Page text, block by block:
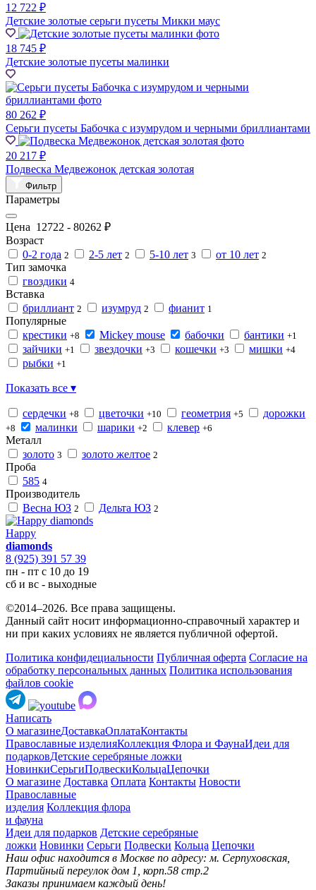
12 722 ₽
Детские золотые серьги пусеты Микки маус
18 745 ₽
Детские золотые пусеты малинки
80 262 ₽
Серьги пусеты Бабочка с изумрудом и черными бриллиантами
20 217 ₽
Подвеска Медвежонок детская золотая
Фильтр
Параметры
Цена 12722 - 80262 ₽
Возраст
0-2 года 2 2-5 лет 2 5-10 лет 3 от 10 лет 2
Тип замочка
гвоздики 4
Вставка
бриллиант 2 изумруд 2 фианит 1
Популярные
крестики +8 Mickey mouse бабочки бантики +1
зайчики +1 звездочки +3 кошечки +3 мишки +4
рыбки +1
Показать все ▾
сердечки +8 цветочки +10 геометрия +5 дорожки
+8 малинки шарики +2 клевер +6
Металл
золото 3 золото желтое 2
Проба
585 4
Производитель
Весна ЮЗ 2 Дельта ЮЗ 2
Happy
diamonds
8 (925) 391 57 39
пн - пт с 10 до 19
сб и вс - выходные
©2014–2026. Все права защищены.
Данный сайт носит информационно-справочный характер и
ни при каких условиях не является публичной офертой.
Политика конфидециальности Публичная оферта Согласие на
обработку персональных данных Политика использования
файлов cookie
Написать
О магазинеДоставкаОплатаКонтакты
Православные изделияКоллекция Флора и ФаунаИдеи для
подарковДетские серебряные ложки
НовинкиСерьгиПодвескиКольцаЦепочки
О магазине Доставка Оплата Контакты Новости
Православные
изделия Коллекция флора
и фауна
Идеи для подарков Детские серебряные
ложки Новинки Серьги Подвески Кольца Цепочки
Наш офис находится в Москве по адресу: м. Серпуховская,
Партийный переулок дом 1, корп.58 стр.2
Заказы принимаем каждый день!